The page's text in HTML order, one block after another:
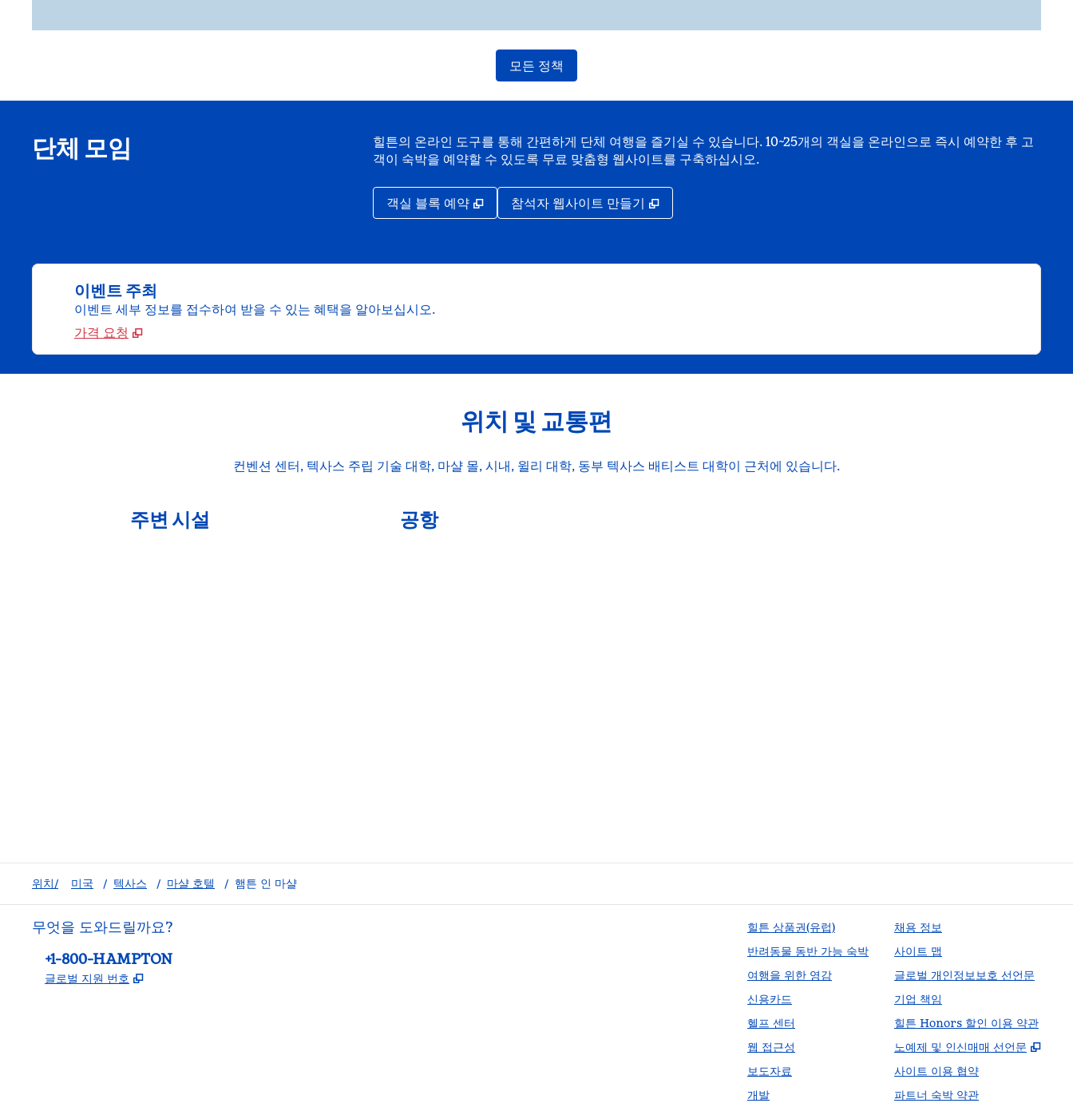
모든 정책
단체 모임
힐튼의 온라인 도구를 통해 간편하게 단체 여행을 즐기실 수 있습니다. 10~25개의 객실을 온라인으로 즉시 예약한 후 고
객이 숙박을 예약할 수 있도록 무료 맞춤형 웹사이트를 구축하십시오.
객실 블록 예약 , 새 탭 열림
참석자 웹사이트 만들기 ,
이벤트 주최
이벤트 세부 정보를 접수하여 받을 수 있는 혜택을 알아보십시오.
가격 요청
위치 및 교통편
컨벤션 센터, 텍사스 주립 기술 대학, 마샬 몰, 시내, 윌리 대학, 동부 텍사스 배티스트 대학이 근처에 있습니다.
주변 시설 공항
위치/ 미국 / 텍사스 / 마샬 호텔 / 햄튼 인 마샬
무엇을 도와드릴까요?
전화:
+1-800-HAMPTON
글로벌 지원 번호 ,
힐튼 상품권(유럽)
반려동물 동반 가능 숙박
여행을 위한 영감
신용카드
헬프 센터
웹 접근성
보도자료
개발
채용 정보
사이트 맵
글로벌 개인정보보호 선언문
기업 책임
힐튼 Honors 할인 이용 약관
노예제 및 인신매매 선언문
,
사이트 이용 협약
파트너 숙박 약관